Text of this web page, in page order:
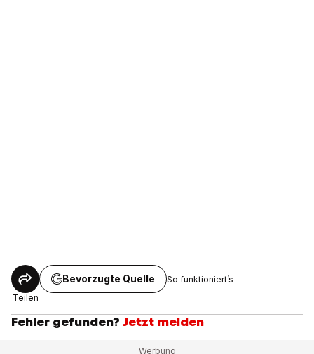
Teilen
Bevorzugte Quelle So funktioniert’s
Fehler gefunden? Jetzt melden